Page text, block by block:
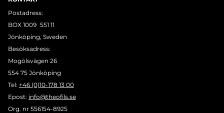
Postadress:
BOX 1009 551 11
Jönköping, Sweden
Besöksadress:
Mogölsvägen 26
554 75 Jönköping
Tel: +46 (0)10-178 13 00
Epost: info@theofils.se
Org. nr 556154-8925